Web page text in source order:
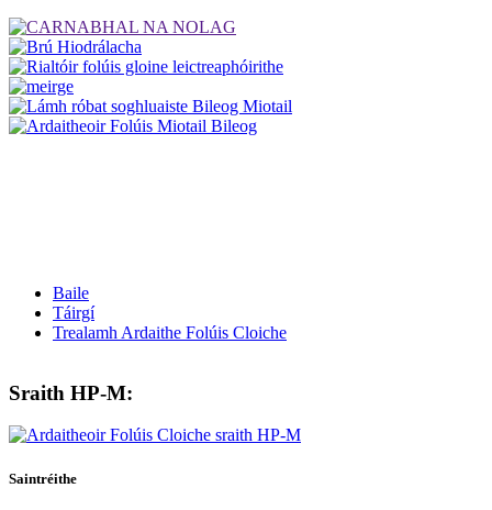
Baile
Táirgí
Trealamh Ardaithe Folúis Cloiche
Sraith HP-M:
Saintréithe